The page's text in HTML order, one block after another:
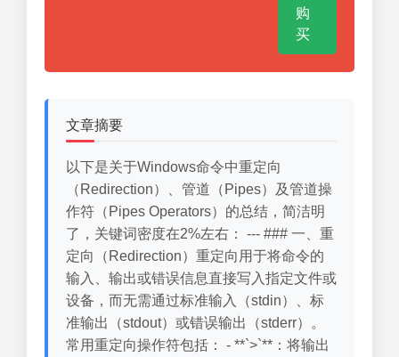
购
买
文章摘要
以下是关于Windows命令中重定向
（Redirection）、管道（Pipes）及管道操
作符（Pipes Operators）的总结，简洁明
了，关键词密度在2%左右： --- ### 一、重
定向（Redirection）重定向用于将命令的
输入、输出或错误信息直接写入指定文件或
设备，而无需通过标准输入（stdin）、标
准输出（stdout）或错误输出（stderr）。
常用重定向操作符包括： - **`>`**：将输出